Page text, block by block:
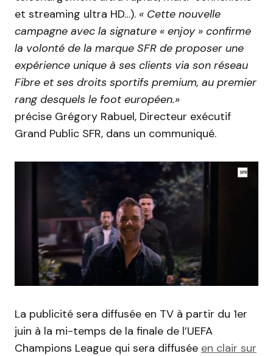
et streaming ultra HD…). « Cette nouvelle
campagne avec la signature « enjoy » confirme
la volonté de la marque SFR de proposer une
expérience unique à ses clients via son réseau
Fibre et ses droits sportifs premium, au premier
rang desquels le foot européen.»
précise Grégory Rabuel, Directeur exécutif
Grand Public SFR, dans un communiqué.
La publicité sera diffusée en TV à partir du 1er
juin à la mi-temps de la finale de l’UEFA
Champions League qui sera diffusée en clair sur